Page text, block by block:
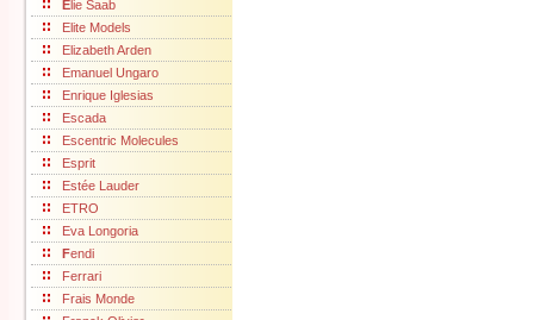
Elie Saab
Elite Models
Elizabeth Arden
Emanuel Ungaro
Enrique Iglesias
Escada
Escentric Molecules
Esprit
Estée Lauder
ETRO
Eva Longoria
Fendi
Ferrari
Frais Monde